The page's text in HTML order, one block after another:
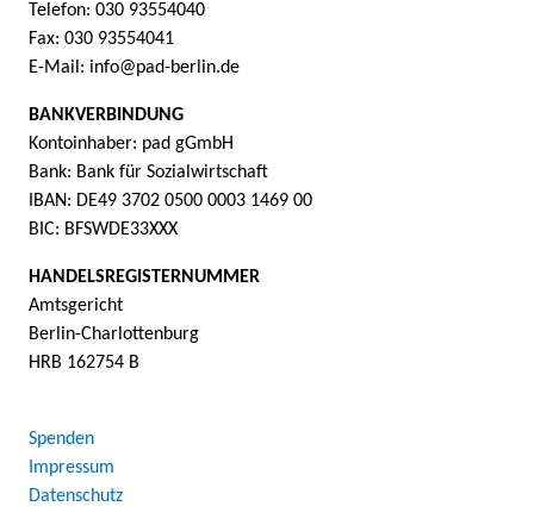
Telefon: 030 93554040
Fax: 030 93554041
E-Mail: info@pad-berlin.de
BANKVERBINDUNG
Kontoinhaber: pad gGmbH
Bank: Bank für Sozialwirtschaft
IBAN: DE49 3702 0500 0003 1469 00
BIC: BFSWDE33XXX
HANDELSREGISTERNUMMER
Amtsgericht
Berlin-Charlottenburg
HRB 162754 B
Spenden
Impressum
Datenschutz